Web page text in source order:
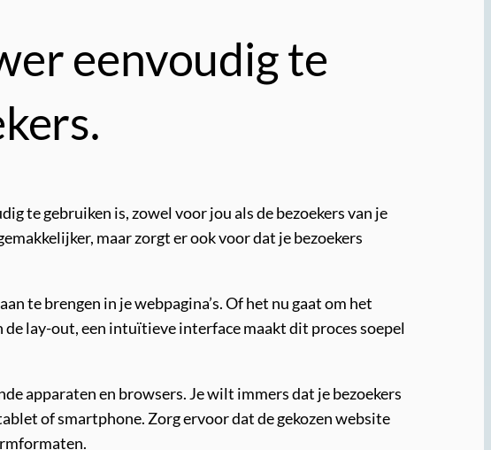
eenvoudig te
te gebruiken is, zowel voor jou als de bezoekers van je
maar zorgt er ook voor dat je bezoekers
te brengen in je webpagina’s. Of het nu gaat om het
lay-out, een intuïtieve interface maakt dit proces soepel
apparaten en browsers. Je wilt immers dat je bezoekers
of smartphone. Zorg ervoor dat de gekozen website